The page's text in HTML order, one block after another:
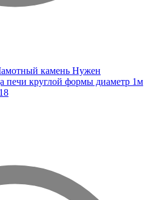
камень Нужен
печи круглой формы диаметр 1м